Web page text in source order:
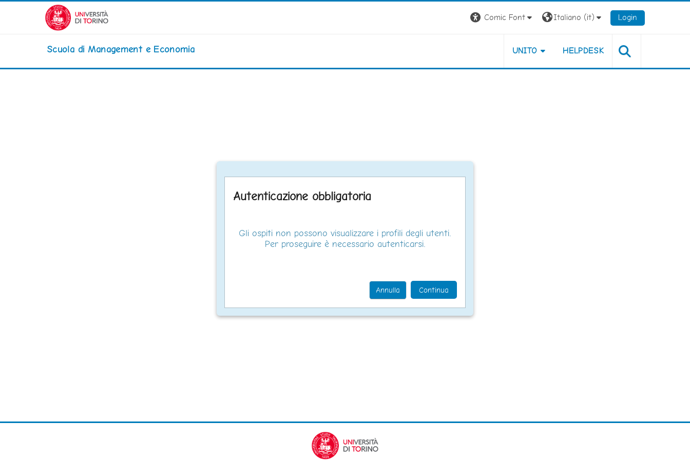
Vai al contenuto principale
Comic Font
Italiano ‎(it)‎ Login
Scuola di Management e Economia UNITO HELPDESK
Autenticazione obbligatoria
Gli ospiti non possono visualizzare i profili degli utenti.
Per proseguire è necessario autenticarsi.
Annulla Continua